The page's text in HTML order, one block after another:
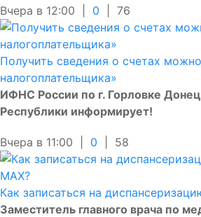
Вчера в 12:00 | 0 76
Получить сведения о счетах
налогоплательщика»
ИФНС России по г. Горловке
Республики информирует!
Вчера в 11:00 | 0 58
Как записаться на
Заместитель главного врача по